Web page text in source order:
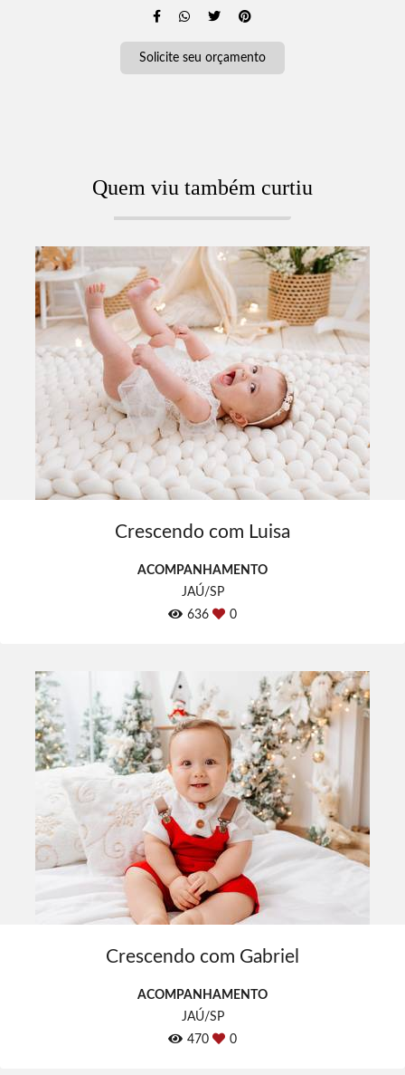
Solicite seu orçamento
Quem viu também curtiu
Crescendo com Luisa
ACOMPANHAMENTO
JAÚ/SP
636
0
Crescendo com Gabriel
ACOMPANHAMENTO
JAÚ/SP
470
0